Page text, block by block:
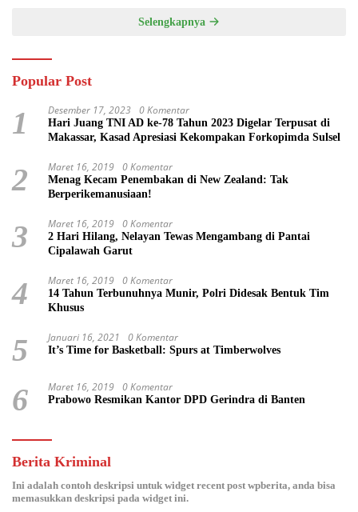
Selengkapnya
Popular Post
1 Desember 17, 2023 0 Komentar
Hari Juang TNI AD ke-78 Tahun 2023 Digelar Terpusat di
Makassar, Kasad Apresiasi Kekompakan Forkopimda Sulsel
2 Maret 16, 2019 0 Komentar
Menag Kecam Penembakan di New Zealand: Tak
Berperikemanusiaan!
3 Maret 16, 2019 0 Komentar
2 Hari Hilang, Nelayan Tewas Mengambang di Pantai
Cipalawah Garut
4 Maret 16, 2019 0 Komentar
14 Tahun Terbunuhnya Munir, Polri Didesak Bentuk Tim
Khusus
5 Januari 16, 2021 0 Komentar
It’s Time for Basketball: Spurs at Timberwolves
6 Maret 16, 2019 0 Komentar
Prabowo Resmikan Kantor DPD Gerindra di Banten
Berita Kriminal
Ini adalah contoh deskripsi untuk widget recent post wpberita, anda bisa
memasukkan deskripsi pada widget ini.